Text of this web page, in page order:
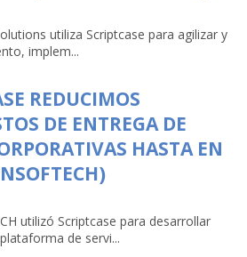
utiliza Scriptcase para agilizar y
implem...
REDUCIMOS
DE ENTREGA DE
HASTA EN
utilizó Scriptcase para desarrollar
de servi...